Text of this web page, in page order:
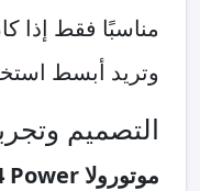
مناسبًا فقط إذا
وتريد أبسط
التصميم
موتورولا Moto G24 Power